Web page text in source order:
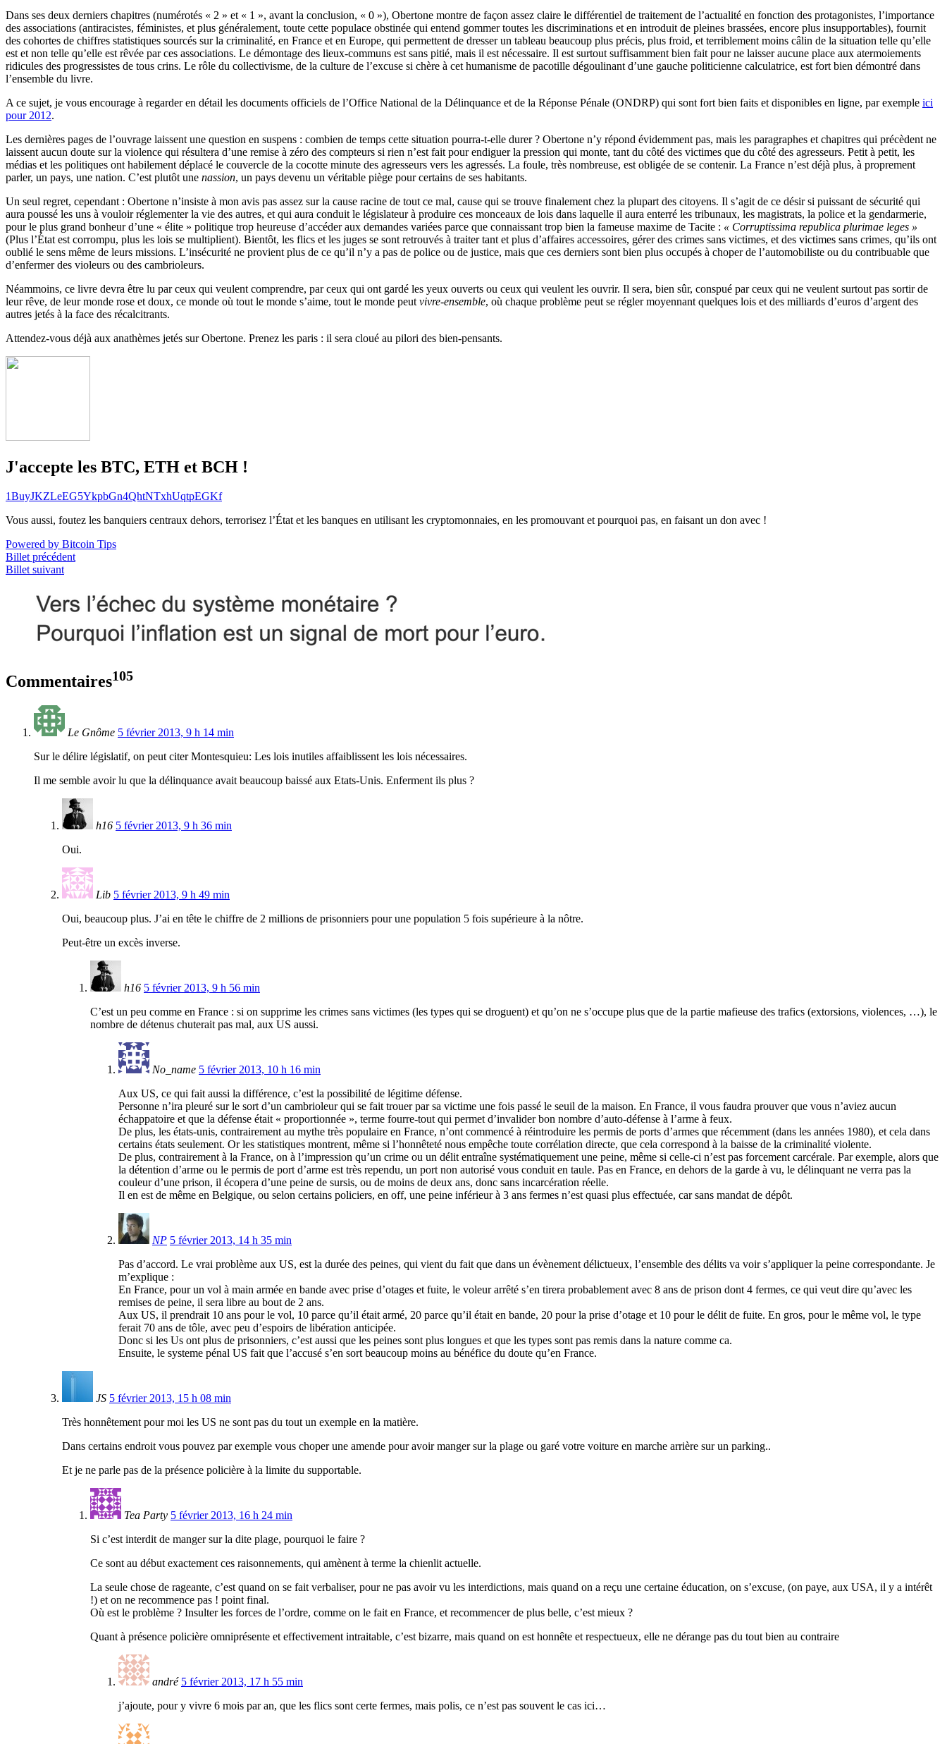
Dans ses deux derniers chapitres (numérotés « 2 » et « 1 », avant la conclusion, « 0 »), Obertone montre de façon assez claire le différentiel de traitement de l’actualité en fonction des protagonistes, l’importance
des associations (antiracistes, féministes, et plus généralement, toute cette populace obstinée qui entend gommer toutes les discriminations et en introduit de pleines brassées, encore plus insupportables), fournit
des cohortes de chiffres statistiques sourcés sur la criminalité, en France et en Europe, qui permettent de dresser un tableau beaucoup plus précis, plus froid, et terriblement moins câlin de la situation telle qu’elle
est et non telle qu’elle est rêvée par ces associations. Le démontage des lieux-communs est sans pitié, mais il est nécessaire. Il est surtout suffisamment bien fait pour ne laisser aucune place aux atermoiements
ridicules des progressistes de tous crins. Le rôle du collectivisme, de la culture de l’excuse si chère à cet humanisme de pacotille dégoulinant d’une gauche politicienne calculatrice, est fort bien démontré dans
l’ensemble du livre.
A ce sujet, je vous encourage à regarder en détail les documents officiels de l’Office National de la Délinquance et de la Réponse Pénale (ONDRP) qui sont fort bien faits et disponibles en ligne, par exemple ici
pour 2012.
Les dernières pages de l’ouvrage laissent une question en suspens : combien de temps cette situation pourra-t-elle durer ? Obertone n’y répond évidemment pas, mais les paragraphes et chapitres qui précèdent ne
laissent aucun doute sur la violence qui résultera d’une remise à zéro des compteurs si rien n’est fait pour endiguer la pression qui monte, tant du côté des victimes que du côté des agresseurs. Petit à petit, les
médias et les politiques ont habilement déplacé le couvercle de la cocotte minute des agresseurs vers les agressés. La foule, très nombreuse, est obligée de se contenir. La France n’est déjà plus, à proprement
parler, un pays, une nation. C’est plutôt une nassion, un pays devenu un véritable piège pour certains de ses habitants.
Un seul regret, cependant : Obertone n’insiste à mon avis pas assez sur la cause racine de tout ce mal, cause qui se trouve finalement chez la plupart des citoyens. Il s’agit de ce désir si puissant de sécurité qui
aura poussé les uns à vouloir réglementer la vie des autres, et qui aura conduit le législateur à produire ces monceaux de lois dans laquelle il aura enterré les tribunaux, les magistrats, la police et la gendarmerie,
pour le plus grand bonheur d’une « élite » politique trop heureuse d’accéder aux demandes variées parce que connaissant trop bien la fameuse maxime de Tacite : « Corruptissima republica plurimae leges »
(Plus l’État est corrompu, plus les lois se multiplient). Bientôt, les flics et les juges se sont retrouvés à traiter tant et plus d’affaires accessoires, gérer des crimes sans victimes, et des victimes sans crimes, qu’ils ont
oublié le sens même de leurs missions. L’insécurité ne provient plus de ce qu’il n’y a pas de police ou de justice, mais que ces derniers sont bien plus occupés à choper de l’automobiliste ou du contribuable que
d’enfermer des violeurs ou des cambrioleurs.
Néammoins, ce livre devra être lu par ceux qui veulent comprendre, par ceux qui ont gardé les yeux ouverts ou ceux qui veulent les ouvrir. Il sera, bien sûr, conspué par ceux qui ne veulent surtout pas sortir de
leur rêve, de leur monde rose et doux, ce monde où tout le monde s’aime, tout le monde peut vivre-ensemble, où chaque problème peut se régler moyennant quelques lois et des milliards d’euros d’argent des
autres jetés à la face des récalcitrants.
Attendez-vous déjà aux anathèmes jetés sur Obertone. Prenez les paris : il sera cloué au pilori des bien-pensants.
J'accepte les BTC, ETH et BCH !
1BuyJKZLeEG5YkpbGn4QhtNTxhUqtpEGKf
Vous aussi, foutez les banquiers centraux dehors, terrorisez l’État et les banques en utilisant les cryptomonnaies, en les promouvant et pourquoi pas, en faisant un don avec !
Powered by Bitcoin Tips
Billet précédent
Billet suivant
Commentaires105
Le Gnôme 5 février 2013, 9 h 14 min
Sur le délire législatif, on peut citer Montesquieu: Les lois inutiles affaiblissent les lois nécessaires.
Il me semble avoir lu que la délinquance avait beaucoup baissé aux Etats-Unis. Enferment ils plus ?
h16 5 février 2013, 9 h 36 min
Oui.
Lib 5 février 2013, 9 h 49 min
Oui, beaucoup plus. J’ai en tête le chiffre de 2 millions de prisonniers pour une population 5 fois supérieure à la nôtre.
Peut-être un excès inverse.
h16 5 février 2013, 9 h 56 min
C’est un peu comme en France : si on supprime les crimes sans victimes (les types qui se droguent) et qu’on ne s’occupe plus que de la partie mafieuse des trafics (extorsions, violences, …), le
nombre de détenus chuterait pas mal, aux US aussi.
No_name 5 février 2013, 10 h 16 min
Aux US, ce qui fait aussi la différence, c’est la possibilité de légitime défense.
Personne n’ira pleuré sur le sort d’un cambrioleur qui se fait trouer par sa victime une fois passé le seuil de la maison. En France, il vous faudra prouver que vous n’aviez aucun
échappatoire et que la défense était « proportionnée », terme fourre-tout qui permet d’invalider bon nombre d’auto-défense à l’arme à feux.
De plus, les états-unis, contrairement au mythe très populaire en France, n’ont commencé à réintroduire les permis de ports d’armes que récemment (dans les années 1980), et cela dans
certains états seulement. Or les statistiques montrent, même si l’honnêteté nous empêche toute corrélation directe, que cela correspond à la baisse de la criminalité violente.
De plus, contrairement à la France, on à l’impression qu’un crime ou un délit entraîne systématiquement une peine, même si celle-ci n’est pas forcement carcérale. Par exemple, alors que
la détention d’arme ou le permis de port d’arme est très rependu, un port non autorisé vous conduit en taule. Pas en France, en dehors de la garde à vu, le délinquant ne verra pas la
couleur d’une prison, il écopera d’une peine de sursis, ou de moins de deux ans, donc sans incarcération réelle.
Il en est de même en Belgique, ou selon certains policiers, en off, une peine inférieur à 3 ans fermes n’est quasi plus effectuée, car sans mandat de dépôt.
NP 5 février 2013, 14 h 35 min
Pas d’accord. Le vrai problème aux US, est la durée des peines, qui vient du fait que dans un évènement délictueux, l’ensemble des délits va voir s’appliquer la peine correspondante. Je
m’explique :
En France, pour un vol à main armée en bande avec prise d’otages et fuite, le voleur arrêté s’en tirera probablement avec 8 ans de prison dont 4 fermes, ce qui veut dire qu’avec les
remises de peine, il sera libre au bout de 2 ans.
Aux US, il prendrait 10 ans pour le vol, 10 parce qu’il était armé, 20 parce qu’il était en bande, 20 pour la prise d’otage et 10 pour le délit de fuite. En gros, pour le même vol, le type
ferait 70 ans de tôle, avec peu d’espoirs de libération anticipée.
Donc si les Us ont plus de prisonniers, c’est aussi que les peines sont plus longues et que les types sont pas remis dans la nature comme ca.
Ensuite, le systeme pénal US fait que l’accusé s’en sort beaucoup moins au bénéfice du doute qu’en France.
JS 5 février 2013, 15 h 08 min
Très honnêtement pour moi les US ne sont pas du tout un exemple en la matière.
Dans certains endroit vous pouvez par exemple vous choper une amende pour avoir manger sur la plage ou garé votre voiture en marche arrière sur un parking..
Et je ne parle pas de la présence policière à la limite du supportable.
Tea Party 5 février 2013, 16 h 24 min
Si c’est interdit de manger sur la dite plage, pourquoi le faire ?
Ce sont au début exactement ces raisonnements, qui amènent à terme la chienlit actuelle.
La seule chose de rageante, c’est quand on se fait verbaliser, pour ne pas avoir vu les interdictions, mais quand on a reçu une certaine éducation, on s’excuse, (on paye, aux USA, il y a intérêt
!) et on ne recommence pas ! point final.
Où est le problème ? Insulter les forces de l’ordre, comme on le fait en France, et recommencer de plus belle, c’est mieux ?
Quant à présence policière omniprésente et effectivement intraitable, c’est bizarre, mais quand on est honnête et respectueux, elle ne dérange pas du tout bien au contraire
andré 5 février 2013, 17 h 55 min
j’ajoute, pour y vivre 6 mois par an, que les flics sont certe fermes, mais polis, ce n’est pas souvent le cas ici…